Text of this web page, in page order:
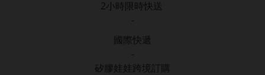
2小時限時快送
-
國際快遞
-
矽膠娃娃跨境訂購